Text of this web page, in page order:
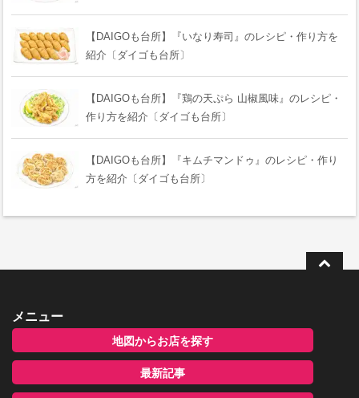
【DAIGOも台所】『いなり寿司』のレシピ・作り方を
紹介〔ダイゴも台所〕
【DAIGOも台所】『鶏の天ぷら 山椒風味』のレシピ・
作り方を紹介〔ダイゴも台所〕
【DAIGOも台所】『キムチマンドゥ』のレシピ・作り
方を紹介〔ダイゴも台所〕
メニュー
地図からお店を探す
最新記事